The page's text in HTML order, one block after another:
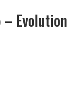
– Evolution